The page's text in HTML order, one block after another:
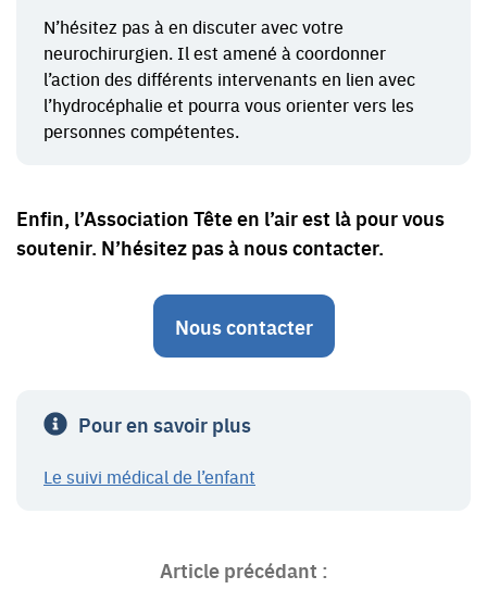
N’hésitez pas à en discuter avec votre
neurochirurgien. Il est amené à coordonner
l’action des différents intervenants en lien avec
l’hydrocéphalie et pourra vous orienter vers les
personnes compétentes.
Enfin, l’Association Tête en l’air est là pour vous
soutenir. N’hésitez pas à nous contacter.
Nous contacter
Pour en savoir plus
Le suivi médical de l’enfant
Article précédant :